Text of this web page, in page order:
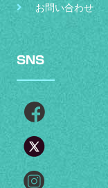
お問い合わせ
SNS